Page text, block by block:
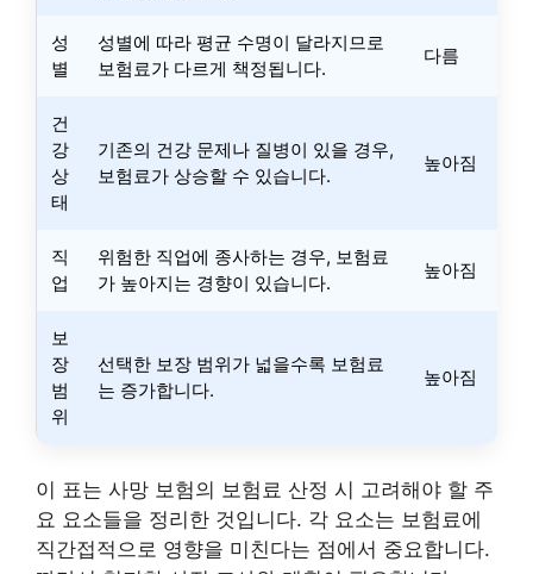
성
별
성별에 따라 평균 수명이 달라지므로
보험료가 다르게 책정됩니다.
다름
건
강
상
태
기존의 건강 문제나 질병이 있을 경우,
보험료가 상승할 수 있습니다.
높아짐
직
업
위험한 직업에 종사하는 경우, 보험료
가 높아지는 경향이 있습니다.
높아짐
보
장
범
위
선택한 보장 범위가 넓을수록 보험료
는 증가합니다.
높아짐
이 표는 사망 보험의 보험료 산정 시 고려해야 할 주
요 요소들을 정리한 것입니다. 각 요소는 보험료에
직간접적으로 영향을 미친다는 점에서 중요합니다.